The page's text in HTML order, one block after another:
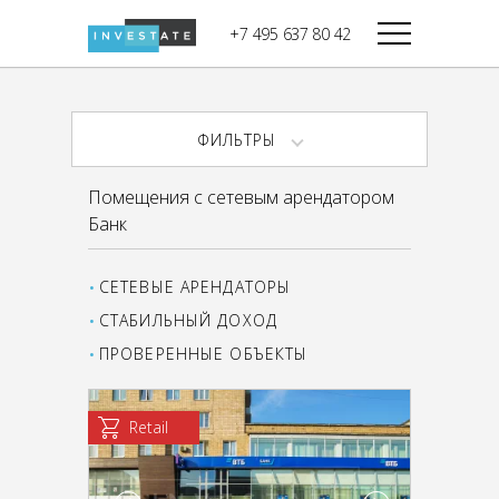
+7 495 637 80 42
Дикси
В башне
Запад
Башня Федерация-I
Восток
Город Столиц,
Южный блок
ФИЛЬТРЫ
Помещения с сетевым арендатором
Банк
СЕТЕВЫЕ АРЕНДАТОРЫ
СТАБИЛЬНЫЙ ДОХОД
ПРОВЕРЕННЫЕ ОБЪЕКТЫ
Retail